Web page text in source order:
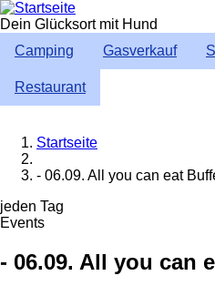
Direkt
zum
Dein Glücksort mit Hund
Camping
Gasverkauf
Restaurant
Breadcrumb
Startseite
- 06.09. All you can eat
jeden Tag
Events
- 06.09. All you can